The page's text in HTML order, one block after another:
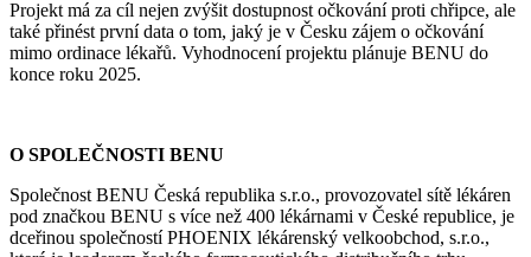
Projekt má za cíl nejen zvýšit dostupnost očkování proti chřipce, ale
také přinést první data o tom, jaký je v Česku zájem o očkování
mimo ordinace lékařů. Vyhodnocení projektu plánuje BENU do
konce roku 2025.
O SPOLEČNOSTI BENU
Společnost BENU Česká republika s.r.o., provozovatel sítě lékáren
pod značkou BENU s více než 400 lékárnami v České republice, je
dceřinou společností PHOENIX lékárenský velkoobchod, s.r.o.,